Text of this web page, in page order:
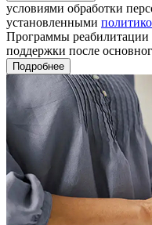
условиями обработки
установленными
Программы реабилитации
поддержки после
Подробнее